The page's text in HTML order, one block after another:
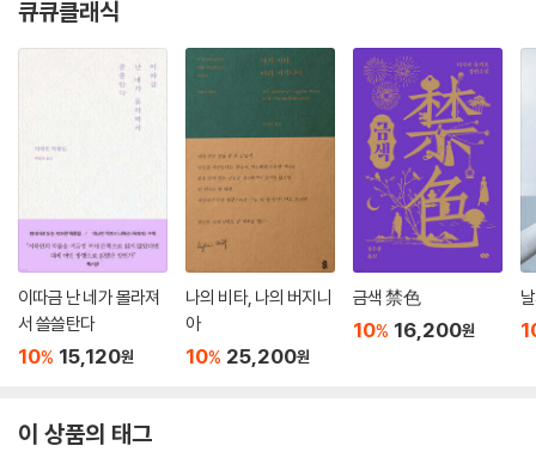
큐큐클래식
이따금 난 네가 몰라져
서 쓸쓸탄다
10% 15,120원
나의 비타, 나의 버지니
아
10% 25,200원
금색 禁色
10% 16,200원
이 상품의 태그